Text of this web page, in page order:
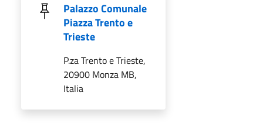
Palazzo Comunale
Piazza Trento e
Trieste
P.za Trento e Trieste,
20900 Monza MB,
Italia